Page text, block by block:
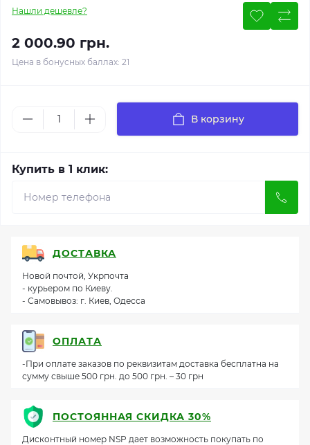
Нашли дешевле?
2 000.90 грн.
Цена в бонусных баллах: 21
В корзину
Купить в 1 клик:
ДОСТАВКА
Новой почтой, Укрпочта
- курьером по Киеву.
- Самовывоз: г. Киев, Одесса
ОПЛАТА
-При оплате заказов по реквизитам доставка бесплатна на
сумму свыше 500 грн. до 500 грн. – 30 грн
ПОСТОЯННАЯ СКИДКА 30%
Дисконтный номер NSP дает возможность покупать по